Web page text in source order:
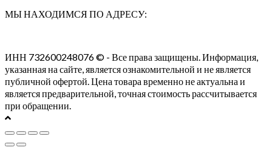
МЫ НАХОДИМСЯ ПО АДРЕСУ:
ИНН 732600248076 © - Все права защищены. Информация,
указанная на сайте, является ознакомительной и не является
публичной офертой. Цена товара временно не актуальна и
является предварительной, точная стоимость рассчитывается
при обращении.